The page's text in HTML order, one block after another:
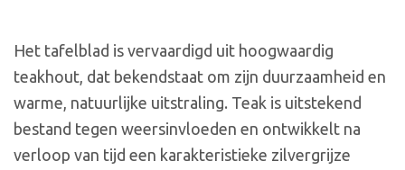
Het tafelblad is vervaardigd uit hoogwaardig
teakhout, dat bekendstaat om zijn duurzaamheid en
warme, natuurlijke uitstraling. Teak is uitstekend
bestand tegen weersinvloeden en ontwikkelt na
verloop van tijd een karakteristieke zilvergrijze